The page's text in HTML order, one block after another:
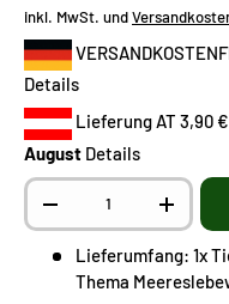
inkl. MwSt. und
Details
Lieferung AT 3,90
August Details
Anzahl
-
+
Lieferumfang: 1x
Thema